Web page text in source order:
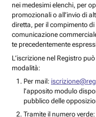
nei medesimi elenchi, per
promozionali o all’invio di
diretta, per il compimento
comunicazione
te precedentemente
L’iscrizione nel Registro
modalità:
Per mail:
l’apposito modulo
pubblico delle
Tramite il numero